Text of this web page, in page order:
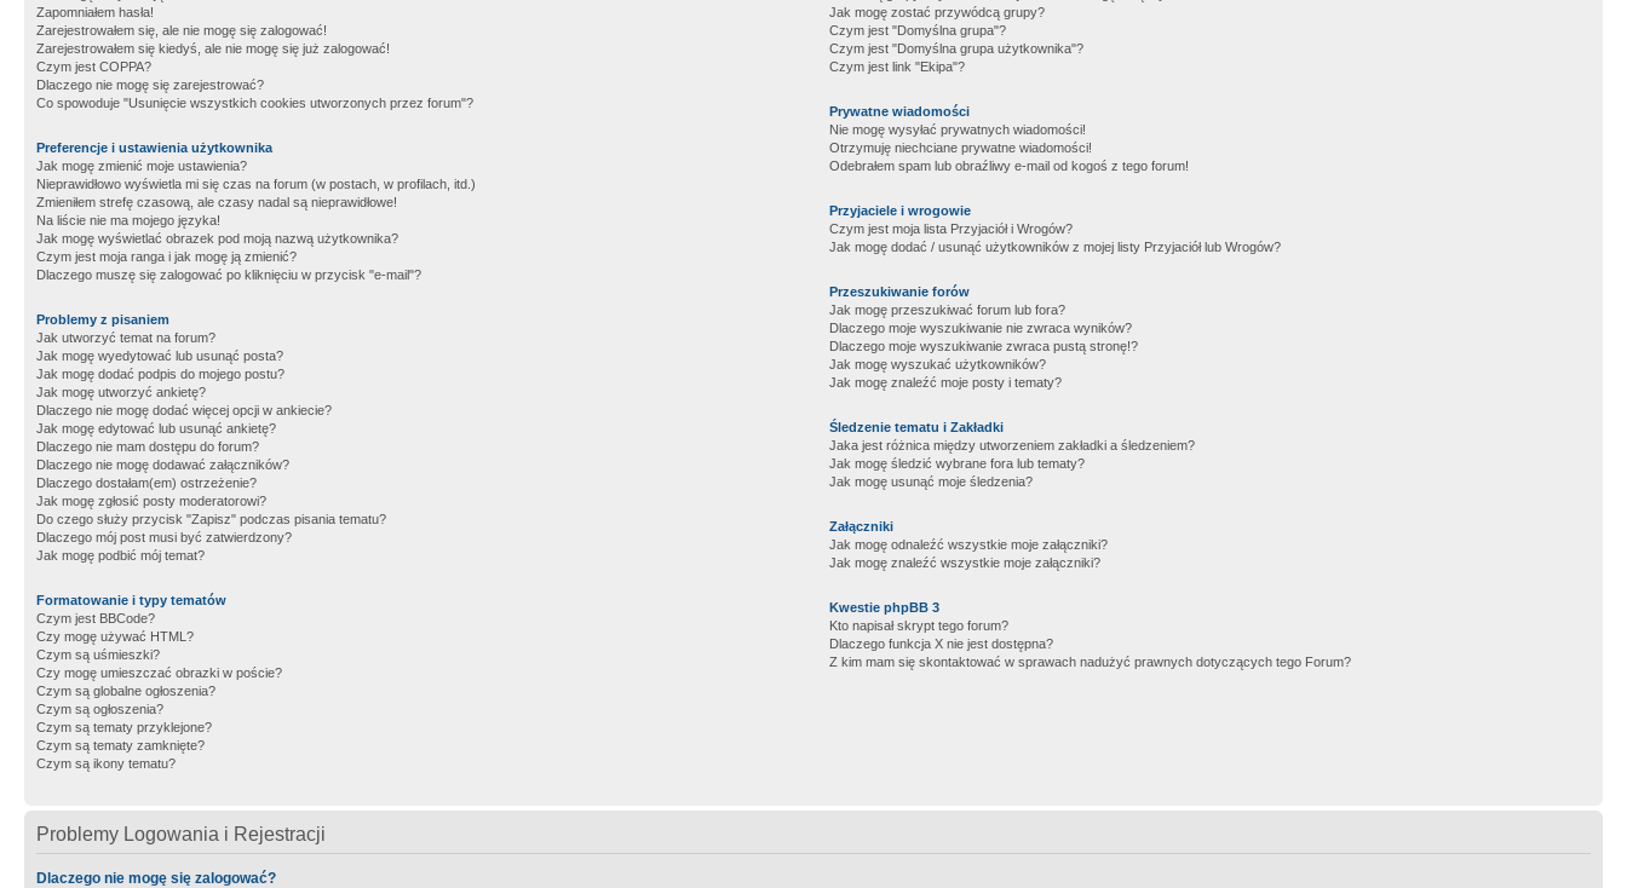
Zapomniałem hasła!
Zarejestrowałem się, ale nie mogę się zalogować!
Zarejestrowałem się kiedyś, ale nie mogę się już zalogować!
Czym jest COPPA?
Dlaczego nie mogę się zarejestrować?
Co spowoduje "Usunięcie wszystkich cookies utworzonych przez forum"?
Preferencje i ustawienia użytkownika
Jak mogę zmienić moje ustawienia?
Nieprawidłowo wyświetla mi się czas na forum (w postach, w profilach, itd.)
Zmieniłem strefę czasową, ale czasy nadal są nieprawidłowe!
Na liście nie ma mojego języka!
Jak mogę wyświetlać obrazek pod moją nazwą użytkownika?
Czym jest moja ranga i jak mogę ją zmienić?
Dlaczego muszę się zalogować po kliknięciu w przycisk "e-mail"?
Problemy z pisaniem
Jak utworzyć temat na forum?
Jak mogę wyedytować lub usunąć posta?
Jak mogę dodać podpis do mojego postu?
Jak mogę utworzyć ankietę?
Dlaczego nie mogę dodać więcej opcji w ankiecie?
Jak mogę edytować lub usunąć ankietę?
Dlaczego nie mam dostępu do forum?
Dlaczego nie mogę dodawać załączników?
Dlaczego dostałam(em) ostrzeżenie?
Jak mogę zgłosić posty moderatorowi?
Do czego służy przycisk "Zapisz" podczas pisania tematu?
Dlaczego mój post musi być zatwierdzony?
Jak mogę podbić mój temat?
Formatowanie i typy tematów
Czym jest BBCode?
Czy mogę używać HTML?
Czym są uśmieszki?
Czy mogę umieszczać obrazki w poście?
Czym są globalne ogłoszenia?
Czym są ogłoszenia?
Czym są tematy przyklejone?
Czym są tematy zamknięte?
Czym są ikony tematu?
Jak mogę zostać przywódcą grupy?
Czym jest "Domyślna grupa"?
Czym jest "Domyślna grupa użytkownika"?
Czym jest link "Ekipa"?
Prywatne wiadomości
Nie mogę wysyłać prywatnych wiadomości!
Otrzymuję niechciane prywatne wiadomości!
Odebrałem spam lub obraźliwy e-mail od kogoś z tego forum!
Przyjaciele i wrogowie
Czym jest moja lista Przyjaciół i Wrogów?
Jak mogę dodać / usunąć użytkowników z mojej listy Przyjaciół lub Wrogów?
Przeszukiwanie forów
Jak mogę przeszukiwać forum lub fora?
Dlaczego moje wyszukiwanie nie zwraca wyników?
Dlaczego moje wyszukiwanie zwraca pustą stronę!?
Jak mogę wyszukać użytkowników?
Jak mogę znaleźć moje posty i tematy?
Śledzenie tematu i Zakładki
Jaka jest różnica między utworzeniem zakładki a śledzeniem?
Jak mogę śledzić wybrane fora lub tematy?
Jak mogę usunąć moje śledzenia?
Załączniki
Jak mogę odnaleźć wszystkie moje załączniki?
Jak mogę znaleźć wszystkie moje załączniki?
Kwestie phpBB 3
Kto napisał skrypt tego forum?
Dlaczego funkcja X nie jest dostępna?
Z kim mam się skontaktować w sprawach nadużyć prawnych dotyczących tego Forum?
Problemy Logowania i Rejestracji
Dlaczego nie mogę się zalogować?